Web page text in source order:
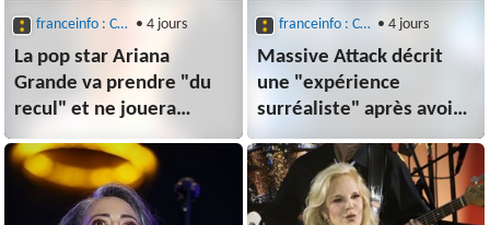
franceinfo : Culture : Musique • 4 jours
La pop star Ariana
Grande va prendre "du
recul" et ne jouera
finalement pas dans une
comédie musicale
prévue en 2027
franceinfo : Culture : Musique • 4 jours
Massive Attack décrit
une "expérience
surréaliste" après avoir
été banni de Singapour
pour avoir brandi un
drapeau palestinien